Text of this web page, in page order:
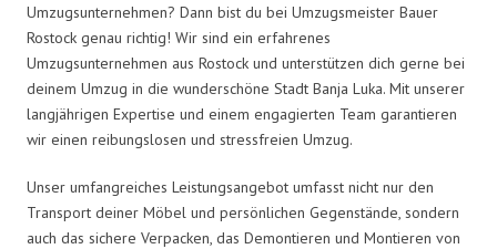
Umzugsunternehmen? Dann bist du bei Umzugsmeister Bauer
Rostock genau richtig! Wir sind ein erfahrenes
Umzugsunternehmen aus Rostock und unterstützen dich gerne bei
deinem Umzug in die wunderschöne Stadt Banja Luka. Mit unserer
langjährigen Expertise und einem engagierten Team garantieren
wir einen reibungslosen und stressfreien Umzug.
Unser umfangreiches Leistungsangebot umfasst nicht nur den
Transport deiner Möbel und persönlichen Gegenstände, sondern
auch das sichere Verpacken, das Demontieren und Montieren von